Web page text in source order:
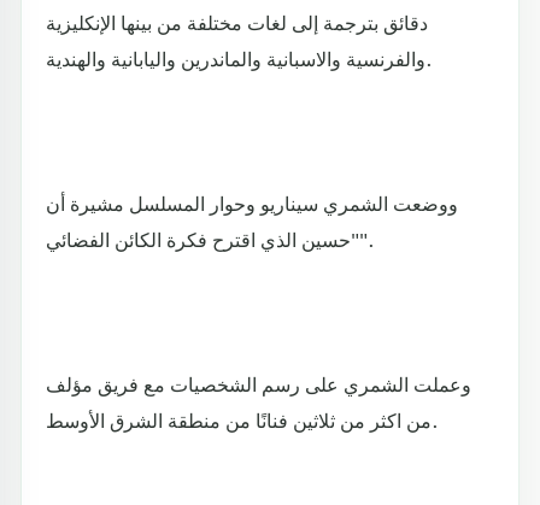
دقائق بترجمة إلى لغات مختلفة من بينها الإنكليزية
والفرنسية والاسبانية والماندرين واليابانية والهندية.
ووضعت الشمري سيناريو وحوار المسلسل مشيرة أن
"حسين الذي اقترح فكرة الكائن الفضائي".
وعملت الشمري على رسم الشخصيات مع فريق مؤلف
من اكثر من ثلاثين فنانًا من منطقة الشرق الأوسط.